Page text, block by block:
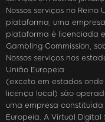
Nossos serviços no
plataforma, uma
plataforma é licenciada
Gambling Commission,
Nossos serviços nos
União Europeia
(exceto em estados onde
licença local) são
uma empresa
Europeia. A Virtual